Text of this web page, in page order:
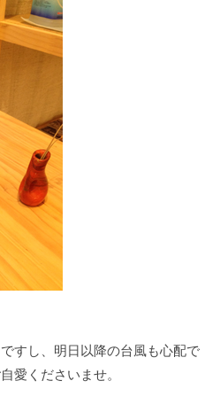
すし、明日以降の台風も心配で
愛くださいませ。